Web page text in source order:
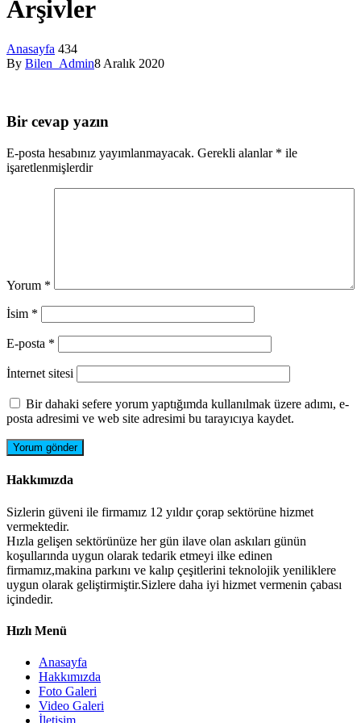
Arşivler
Anasayfa 434
By Bilen_Admin8 Aralık 2020
Bir cevap yazın
E-posta hesabınız yayımlanmayacak. Gerekli alanlar * ile
işaretlenmişlerdir
Yorum *
İsim *
E-posta *
İnternet sitesi
Bir dahaki sefere yorum yaptığımda kullanılmak üzere adımı, e-
posta adresimi ve web site adresimi bu tarayıcıya kaydet.
Hakkımızda
Sizlerin güveni ile firmamız 12 yıldır çorap sektörüne hizmet
vermektedir.
Hızla gelişen sektörünüze her gün ilave olan askıları günün
koşullarında uygun olarak tedarik etmeyi ilke edinen
firmamız,makina parkını ve kalıp çeşitlerini teknolojik yeniliklere
uygun olarak geliştirmiştir.Sizlere daha iyi hizmet vermenin çabası
içindedir.
Hızlı Menü
Anasayfa
Hakkımızda
Foto Galeri
Video Galeri
İletişim